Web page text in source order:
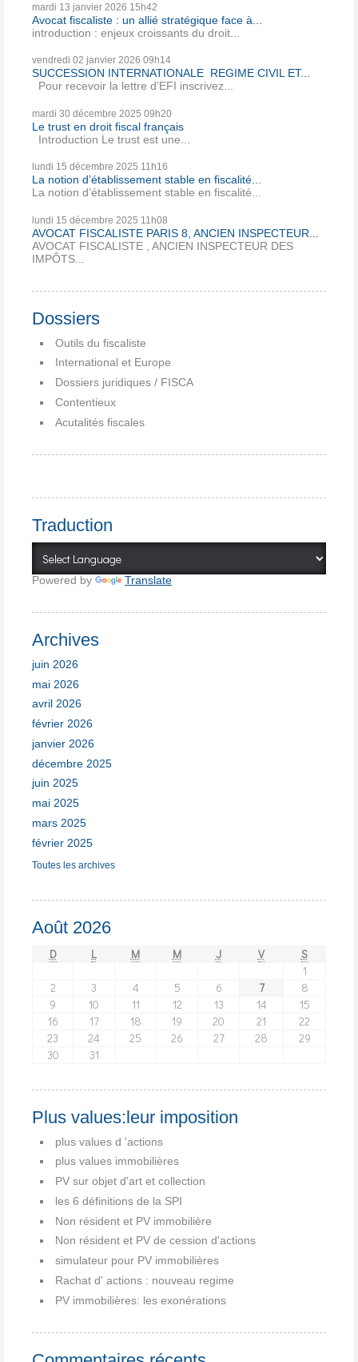
mardi 13 janvier 2026 15h42
Avocat fiscaliste : un allié stratégique face à...
introduction : enjeux croissants du droit...
vendredi 02 janvier 2026 09h14
SUCCESSION INTERNATIONALE REGIME CIVIL ET...
Pour recevoir la lettre d’EFI inscrivez...
mardi 30 décembre 2025 09h20
Le trust en droit fiscal français
Introduction Le trust est une...
lundi 15 décembre 2025 11h16
La notion d’établissement stable en fiscalité...
La notion d’établissement stable en fiscalité...
lundi 15 décembre 2025 11h08
AVOCAT FISCALISTE PARIS 8, ANCIEN INSPECTEUR...
AVOCAT FISCALISTE , ANCIEN INSPECTEUR DES
IMPÔTS...
Dossiers
Outils du fiscaliste
International et Europe
Dossiers juridiques / FISCA
Contentieux
Acutalités fiscales
Traduction
Powered by Translate
Archives
juin 2026
mai 2026
avril 2026
février 2026
janvier 2026
décembre 2025
juin 2025
mai 2025
mars 2025
février 2025
Toutes les archives
Août 2026
D L M M J V
S
1
2
3 4 5 6 7
8
9
10 11 12 13 14
15
16
17 18 19 20 21
22
23
24 25 26 27 28
29
30
31
Plus values:leur imposition
plus values d 'actions
plus values immobilières
PV sur objet d'art et collection
les 6 définitions de la SPI
Non résident et PV immobilière
Non résident et PV de cession d'actions
simulateur pour PV immobilières
Rachat d' actions : nouveau regime
PV immobilières: les exonérations